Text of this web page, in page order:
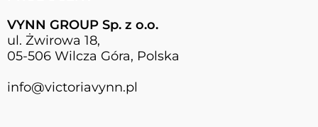
VYNN GROUP Sp. z o.o.
ul. Żwirowa 18,
05-506 Wilcza Góra, Polska
info@victoriavynn.pl